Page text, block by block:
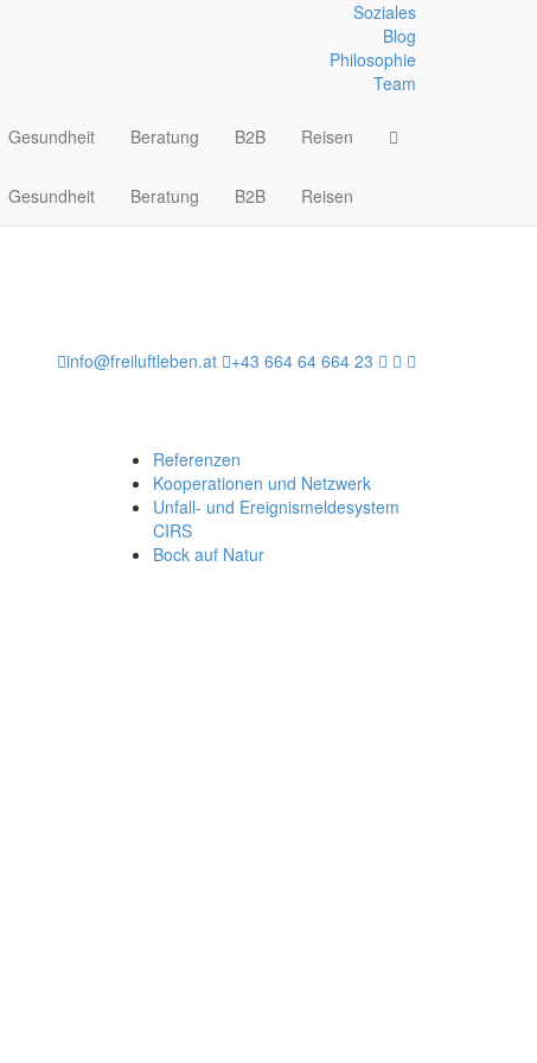
Soziales
Blog
Philosophie
Team
Gesundheit Beratung B2B Reisen
Gesundheit Beratung B2B Reisen
info@freiluftleben.at
+43 664 64 664 23
Referenzen
Kooperationen und Netzwerk
Unfall- und Ereignismeldesystem
CIRS
Bock auf Natur